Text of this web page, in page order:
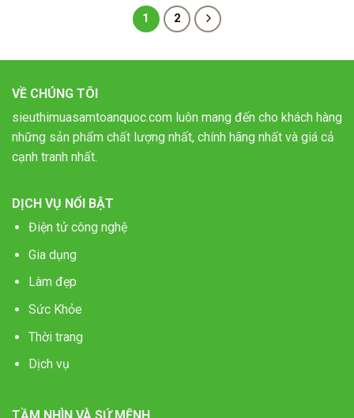
1 2
VỀ CHÚNG TÔI
sieuthimuasamtoanquoc.com luôn mang đến cho khách hàng
những sản phẩm chất lượng nhất, chính hãng nhất và giá cả
cạnh tranh nhất.
DỊCH VỤ NỔI BẬT
Điện tử công nghệ
Gia dụng
Làm đẹp
Sức Khỏe
Thời trang
Dịch vụ